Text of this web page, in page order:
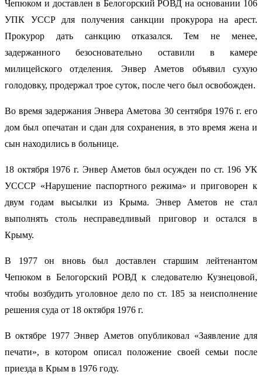
Чепюком и доставлен в Белогорский РОВД на основании 106
УПК УССР для получения санкции прокурора на арест.
Прокурор дать санкцию отказался. Тем не менее,
задержанного безосновательно оставили в камере
милицейского отделения. Энвер Аметов объявил сухую
голодовку, продержал трое суток, после чего был освобожден.
Во время задержания Энвера Аметова 30 сентября 1976 г. его
дом был опечатан и сдан для сохранения, в это время жена и
сын находились в больнице.
18 октября 1976 г. Энвер Аметов был осужден по ст. 196 УК
УСССР «Нарушение паспортного режима» и приговорен к
двум годам высылки из Крыма. Энвер Аметов не стал
выполнять столь несправедливый приговор и остался в
Крыму.
В 1977 он вновь был доставлен старшим лейтенантом
Чепюком в Белогорский РОВД к следователю Кузнецовой,
чтобы возбудить уголовное дело по ст. 185 за неисполнение
решения суда от 18 октября 1976 г.
В октябре 1977 Энвер Аметов опубликовал «Заявление для
печати», в котором описал положение своей семьи после
приезда в Крым в 1976 году.